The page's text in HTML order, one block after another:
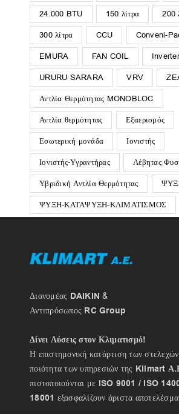
24.000 BTU 150 λίτρα 200
300 λίτρα CCU Conveni-
EMURA FAN COIL Inverter
URURU SARARA VRV
Αντλία Θερμότητας MONOBLOC
Αντλία θερμότητας Εξαερισμός
Εσωτερική μονάδα Ιονιστής
Ιονιστής-Υγραντήρας Λέβητας
Υβριδική Αντλία Θερμότητας
ΨΥΞΗ-ΚΑΤΑΨΥΞΗ-ΚΛΙΜΑΤΙΣΜΟΣ
Διανομέας DAIKIN &
Αντιπρόσωπος RC Group
Δίνει Λύσεις στον Κλιματισμό!
Η επιστημονική κατάρτιση των
ποιότητα των υπηρεσιών της Klimart
πιστοποιούνται με ISO 9001 / ISO
18001 εξασφαλίζουν άριστα